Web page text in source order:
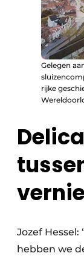
Gelegen
rijke
Jozef
hebben we